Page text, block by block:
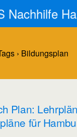
› Bildungsplan
Plan:
für